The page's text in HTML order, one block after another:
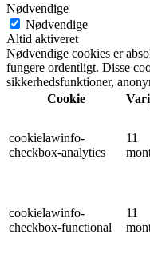
Nødvendige
Nødvendige
Altid aktiveret
Nødvendige cookies er
fungere ordentligt. Disse
sikkerhedsfunktioner,
Cookie
cookielawinfo-
checkbox-analytics
11
cookielawinfo-
checkbox-functional
11